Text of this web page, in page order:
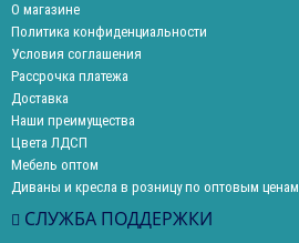
О магазине
Политика конфиденциальности
Условия соглашения
Рассрочка платежа
Доставка
Наши преимущества
Цвета ЛДСП
Мебель оптом
Диваны и кресла в розницу по оптовым ценам
СЛУЖБА ПОДДЕРЖКИ